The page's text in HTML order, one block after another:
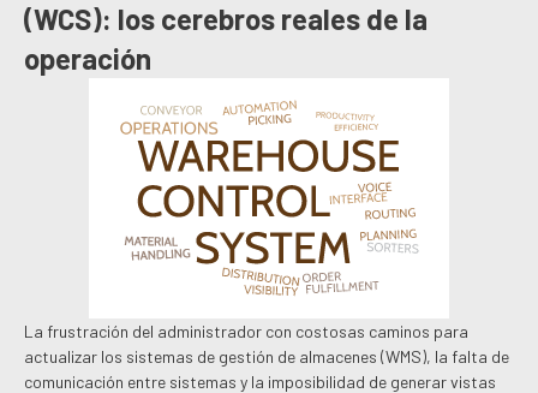
(WCS): los cerebros reales de la
operación
La frustración del administrador con costosas caminos para
actualizar los sistemas de gestión de almacenes (WMS), la falta de
comunicación entre sistemas y la imposibilidad de generar vistas